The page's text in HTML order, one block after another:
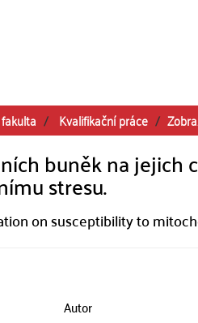
Kvalifikační práce
buněk na jejich
stresu.
on susceptibility to
Autor